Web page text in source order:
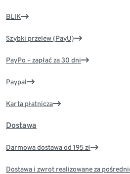
BLIK
Szybki przelew (PayU)
PayPo – zapłać za 30 dni
Paypal
Karta płatnicza
Dostawa
Darmowa dostawa od 195 zł
Dostawa i zwrot realizowane za